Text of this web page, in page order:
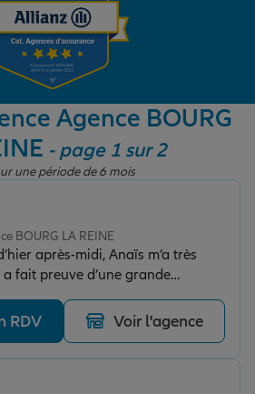
de la vie
Agence BOURG
- page 1 sur 2
une période de 6 mois
BOURG LA REINE
après-midi, Anaïs m’a très
fait preuve d’une grande
de répondre à toutes mes
avec
recommande vivement ses
pour votre accueil et votre
RDV Voir l'agence